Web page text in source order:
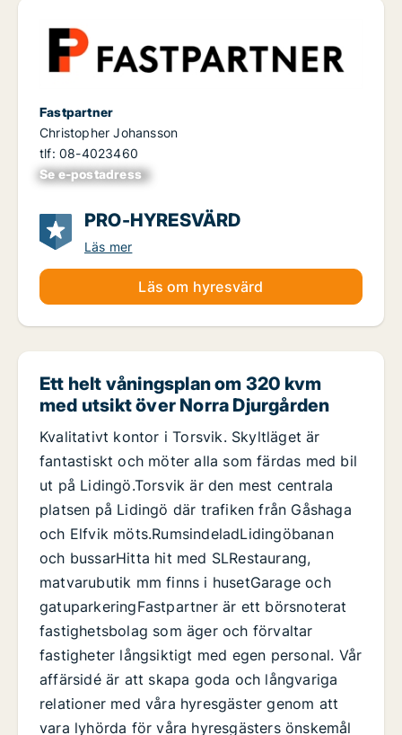
Fastpartner
Christopher Johansson
tlf: 08-4023460
Se e-postadress
xxxxxxxxxxxxxxx
PRO-HYRESVÄRD
Läs mer
Läs om hyresvärd
Ett helt våningsplan om 320 kvm
med utsikt över Norra Djurgården
Kvalitativt kontor i Torsvik. Skyltläget är
fantastiskt och möter alla som färdas med bil
ut på Lidingö.Torsvik är den mest centrala
platsen på Lidingö där trafiken från Gåshaga
och Elfvik möts.RumsindeladLidingöbanan
och bussarHitta hit med SLRestaurang,
matvarubutik mm finns i husetGarage och
gatuparkeringFastpartner är ett börsnoterat
fastighetsbolag som äger och förvaltar
fastigheter långsiktigt med egen personal. Vår
affärsidé är att skapa goda och långvariga
relationer med våra hyresgäster genom att
vara lyhörda för våra hyresgästers önskemål